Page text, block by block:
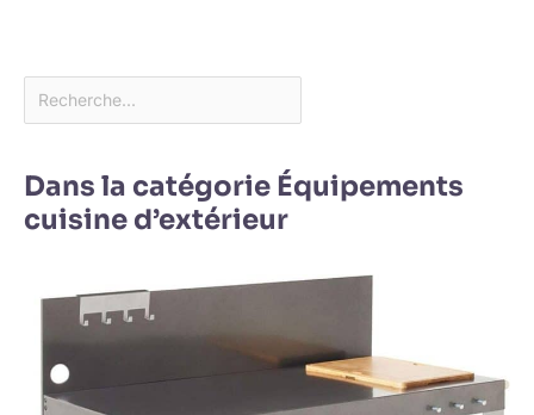
Dans la catégorie Équipements
cuisine d’extérieur